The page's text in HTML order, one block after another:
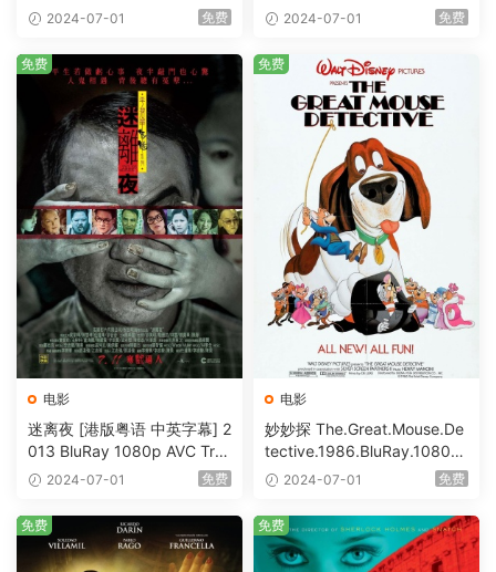
S-HD MA5.1-shhaclm@CHD
2024-07-01 免费
@HDHome [BDISO 19.7GB]
2024-07-01 免费
电影
迷离夜 [港版粤语 中英字幕] 2
013 BluRay 1080p AVC Tru
eHD5.1 [BDISO 22.64GB]
2024-07-01 免费
免费
电影
妙妙探 The.Great.Mouse.De
tective.1986.BluRay.1080p.
AVC.DTS-HD.MA.5.1-HDHo
2024-07-01 免费
免费
免费 免费